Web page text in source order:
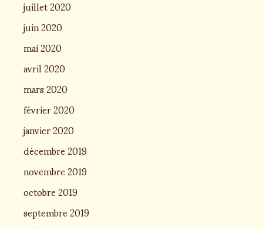
juillet 2020
juin 2020
mai 2020
avril 2020
mars 2020
février 2020
janvier 2020
décembre 2019
novembre 2019
octobre 2019
septembre 2019